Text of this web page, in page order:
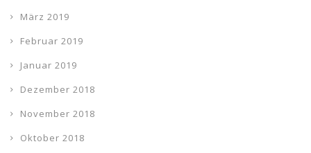
März 2019
Februar 2019
Januar 2019
Dezember 2018
November 2018
Oktober 2018